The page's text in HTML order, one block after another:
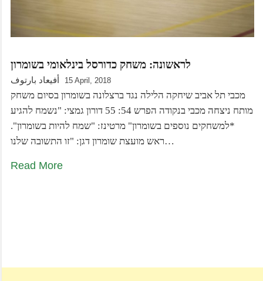
לראשונה: משחק כדורסל בינלאומי בשומרון
أفيعاد بارتوف 15 April, 2018
מכבי תל אביב שיחקה הלילה נגד ברצלונה בשומרון בסיום משחק
מותח ניצחה מכבי בנקודה הפרש 54: 55 דורון גמצי: "נשמח להגיע
*למשחקים נוספים בשומרון" מרטינז: "שמח להיות בשומרון".
ראש מועצת שומרון דגן: "זו התשובה שלנו…
Read More